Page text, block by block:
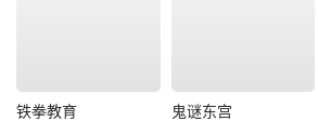
铁拳教育 鬼谜东宫